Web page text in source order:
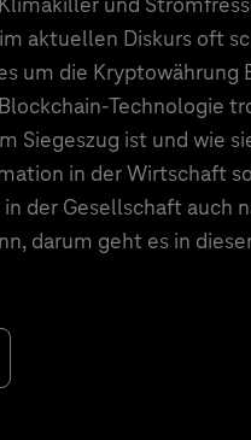
aktuellen Diskurs oft
um die Kryptowährung
Technologie
Siegeszug ist und wie
in der Wirtschaft
der Gesellschaft auch
darum geht es in